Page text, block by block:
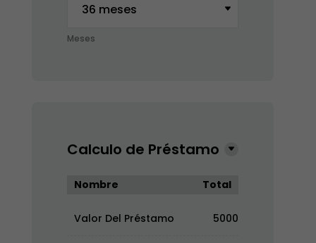
36 meses
Meses
Calculo de Préstamo
Nombre Total
Valor Del Préstamo 5000